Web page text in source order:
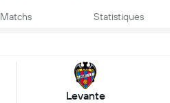
Matchs Statistiques
Levante